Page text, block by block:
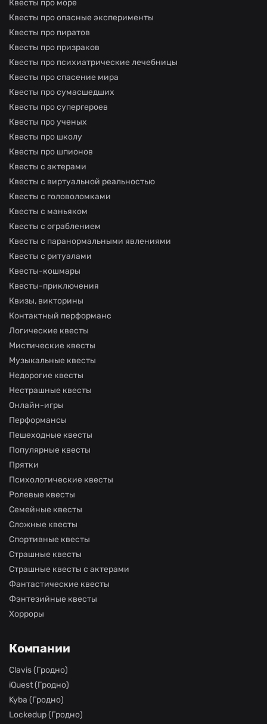
Квесты про море
Квесты про опасные эксперименты
Квесты про пиратов
Квесты про призраков
Квесты про психиатрические лечебницы
Квесты про спасение мира
Квесты про сумасшедших
Квесты про супергероев
Квесты про ученых
Квесты про школу
Квесты про шпионов
Квесты с актерами
Квесты с виртуальной реальностью
Квесты с головоломками
Квесты с маньяком
Квесты с ограблением
Квесты с паранормальными явлениями
Квесты с ритуалами
Квесты-кошмары
Квесты-приключения
Квизы, викторины
Контактный перформанс
Логические квесты
Мистические квесты
Музыкальные квесты
Недорогие квесты
Нестрашные квесты
Онлайн-игры
Перформансы
Пешеходные квесты
Популярные квесты
Прятки
Психологические квесты
Ролевые квесты
Семейные квесты
Сложные квесты
Спортивные квесты
Страшные квесты
Страшные квесты с актерами
Фантастические квесты
Фэнтезийные квесты
Хорроры
Компании
Clavis (Гродно)
iQuest (Гродно)
Kyba (Гродно)
Lockedup (Гродно)